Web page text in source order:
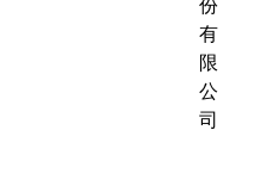
有
限
公
司